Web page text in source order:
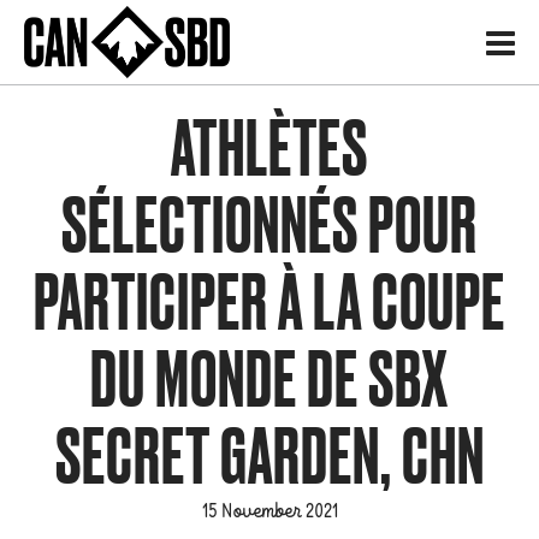
H
ATHLÈTES
SÉLECTIONNÉS POUR
PARTICIPER À LA COUPE
DU MONDE DE SBX
SECRET GARDEN, CHN
15 November 2021